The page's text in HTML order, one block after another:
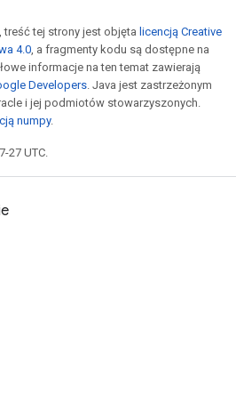
treść tej strony jest objęta licencją Creative
4.0, a fragmenty kodu są dostępne na
informacje na ten temat zawierają
Developers. Java jest zastrzeżonym
i jej podmiotów stowarzyszonych.
numpy.
27 UTC.